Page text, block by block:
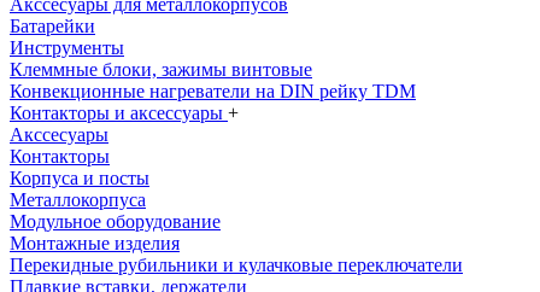
Акссесуары для металлокорпусов
Батарейки
Инструменты
Клеммные блоки, зажимы винтовые
Конвекционные нагреватели на DIN рейку TDM
Контакторы и аксессуары +
Акссесуары
Контакторы
Корпуса и посты
Металлокорпуса
Модульное оборудование
Монтажные изделия
Перекидные рубильники и кулачковые переключатели
Плавкие вставки, держатели